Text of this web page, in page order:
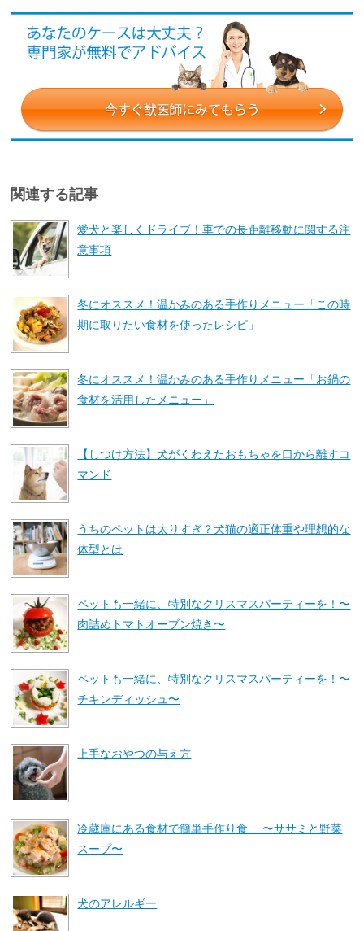
関連する記事
愛犬と楽しくドライブ！車での長距離移動に関する注
意事項
冬にオススメ！温かみのある手作りメニュー「この時
期に取りたい食材を使ったレシピ」
冬にオススメ！温かみのある手作りメニュー「お鍋の
食材を活用したメニュー」
【しつけ方法】犬がくわえたおもちゃを口から離すコ
マンド
うちのペットは太りすぎ？犬猫の適正体重や理想的な
体型とは
ペットも一緒に、特別なクリスマスパーティーを！〜
肉詰めトマトオーブン焼き〜
ペットも一緒に、特別なクリスマスパーティーを！〜
チキンディッシュ〜
上手なおやつの与え方
冷蔵庫にある食材で簡単手作り食 〜ササミと野菜
スープ〜
犬のアレルギー